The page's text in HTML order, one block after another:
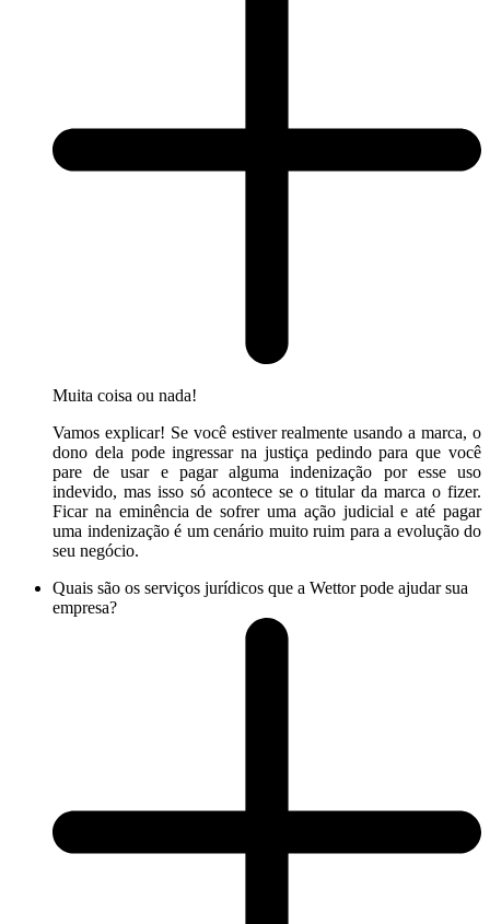
Muita coisa ou nada!
Vamos explicar! Se você estiver realmente usando a marca, o
dono dela pode ingressar na justiça pedindo para que você
pare de usar e pagar alguma indenização por esse uso
indevido, mas isso só acontece se o titular da marca o fizer.
Ficar na eminência de sofrer uma ação judicial e até pagar
uma indenização é um cenário muito ruim para a evolução do
seu negócio.
Quais são os serviços jurídicos que a Wettor pode ajudar sua
empresa?